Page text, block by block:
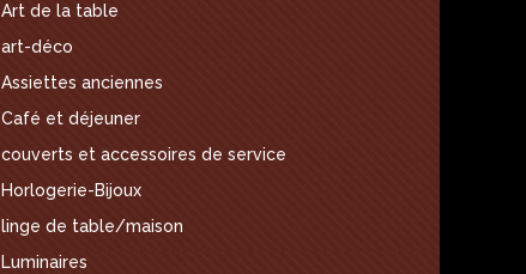
Art de la table
art-déco
Assiettes anciennes
Café et déjeuner
couverts et accessoires de service
Horlogerie-Bijoux
linge de table/maison
Luminaires